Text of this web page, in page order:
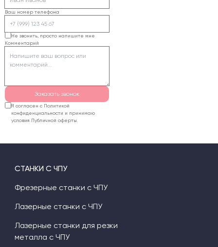
композитных панелей
(АКП).
шпинделем и
вакуумными помпами
обязательно требуют
подключения 380В (три
фазы).
Ваш номер телефона
Не звонить, просто напишите мне
Комментарий
Заказать звонок
Я согласен с Политикой
конфиденциальности и принимаю
условия Публичной оферты.
СТАНКИ С ЧПУ
Фрезерные станки с ЧПУ
Лазерные станки с ЧПУ
Лазерные станки для резки
металла с ЧПУ